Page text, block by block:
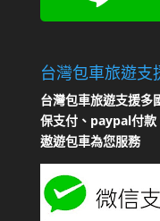
台灣包車旅遊支
台灣包車旅遊支援多
保支付、paypal付款
遨遊包車為您服務